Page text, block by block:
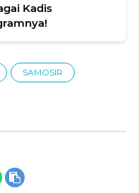
Kadis
SAMOSIR